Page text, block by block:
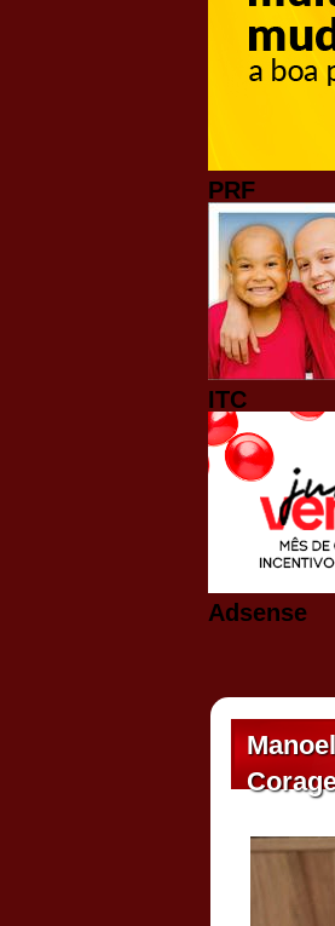
PRF
ITC
Adsense